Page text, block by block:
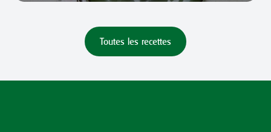
Toutes les recettes